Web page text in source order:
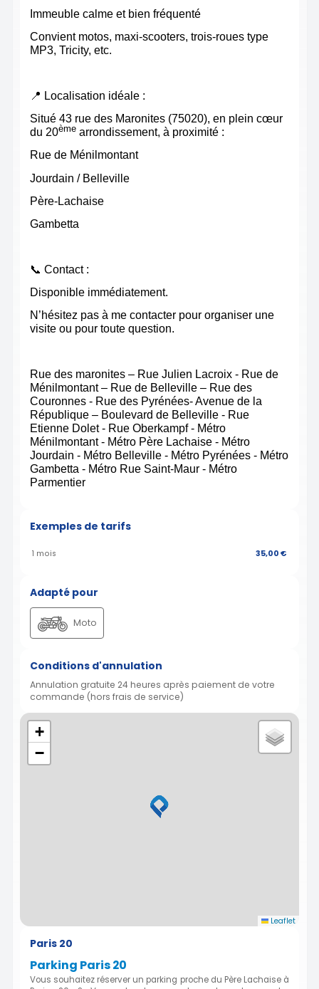
Immeuble calme et bien fréquenté
Convient motos, maxi-scooters, trois-roues type
MP3, Tricity, etc.
📍 Localisation idéale :
Situé 43 rue des Maronites (75020), en plein cœur
du 20ème arrondissement, à proximité :
Rue de Ménilmontant
Jourdain / Belleville
Père-Lachaise
Gambetta
📞 Contact :
Disponible immédiatement.
N’hésitez pas à me contacter pour organiser une
visite ou pour toute question.
Rue des maronites – Rue Julien Lacroix - Rue de
Ménilmontant – Rue de Belleville – Rue des
Couronnes - Rue des Pyrénées- Avenue de la
République – Boulevard de Belleville - Rue
Etienne Dolet - Rue Oberkampf - Métro
Ménilmontant - Métro Père Lachaise - Métro
Jourdain - Métro Belleville - Métro Pyrénées - Métro
Gambetta - Métro Rue Saint-Maur - Métro
Parmentier
Exemples de tarifs
1 mois 35,00 €
Adapté pour
Moto
Conditions d'annulation
Annulation gratuite 24 heures après paiement de votre
commande (hors frais de service)
+
−
Leaflet
Paris 20
Parking Paris 20
Vous souhaitez réserver un parking proche du Père Lachaise à